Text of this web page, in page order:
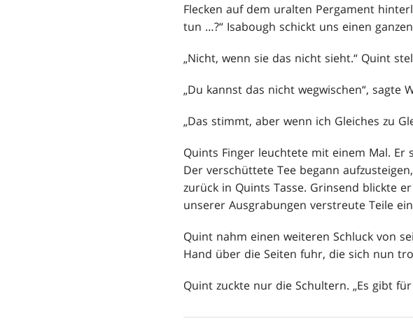
Flecken auf dem uralten Pergament
tun …?“ Isabough schickt uns einen
„Nicht, wenn sie das nicht sieht.“ Quint
„Du kannst das nicht wegwischen“, sagte
„Das stimmt, aber wenn ich Gleiches zu
Quints Finger leuchtete mit einem Mal.
Der verschüttete Tee begann
zurück in Quints Tasse. Grinsend blickte
unserer Ausgrabungen verstreute Teile
Quint nahm einen weiteren Schluck von
Hand über die Seiten fuhr, die sich nun
Quint zuckte nur die Schultern. „Es gibt